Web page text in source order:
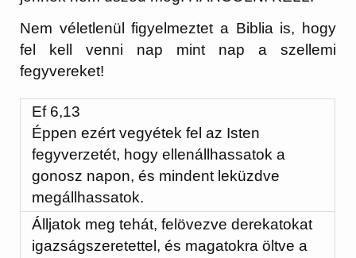
Nem véletlenül figyelmeztet a Biblia is, hogy
fel kell venni nap mint nap a szellemi
fegyvereket!
Ef 6,13
Éppen ezért vegyétek fel az Isten
fegyverzetét, hogy ellenállhassatok a
gonosz napon, és mindent leküzdve
megállhassatok.
Álljatok meg tehát, felövezve derekatokat
igazságszeretettel, és magatokra öltve a